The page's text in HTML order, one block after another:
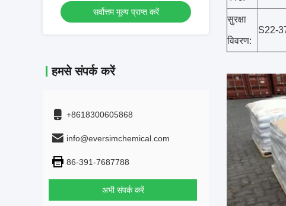
सर्वोत्तम मूल्य प्राप्त करें
हमसे संपर्क करें
+8618300605868
info@eversimchemical.com
86-391-7687788
अभी संपर्क करें
सुरक्षा
विवरण:
S22-